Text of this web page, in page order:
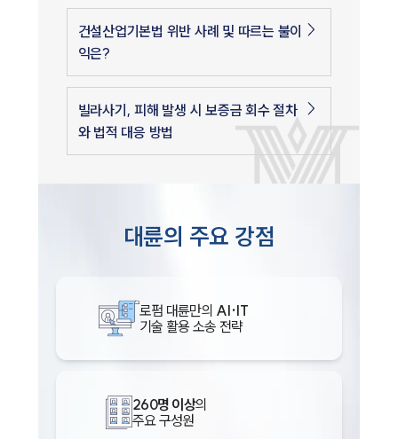
건설산업기본법 위반 사례 및 따르는 불이
익은?
빌라사기, 피해 발생 시 보증금 회수 절차
와 법적 대응 방법
대륜의 주요 강점
로펌 대륜만의 AI·IT
기술 활용 소송 전략
260명 이상의
주요 구성원